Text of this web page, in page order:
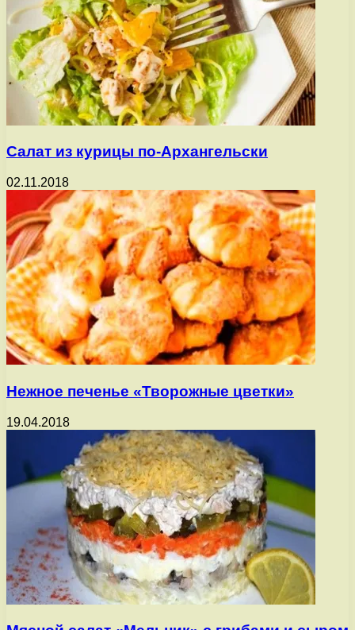
Салат из курицы по-Архангельски
02.11.2018
Нежное печенье «Творожные цветки»
19.04.2018